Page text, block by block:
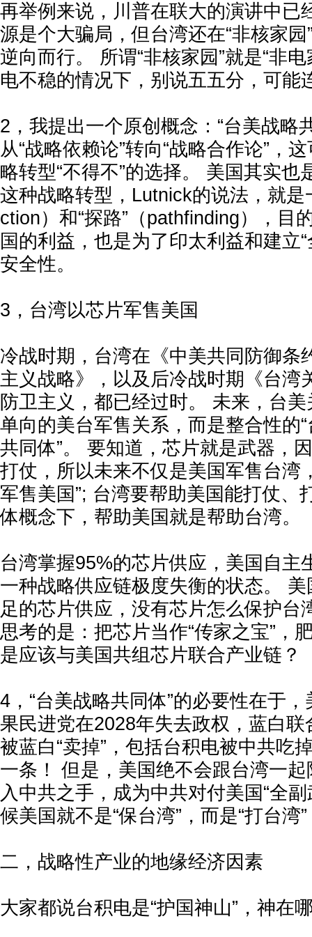
再举例来说，川普在联大的演讲中已
源是个大骗局，但台湾还在“非核家
逆向而行。 所谓“非核家园”就是“非
电不稳的情况下，别说五五分，可能
2，我提出一个原创概念：“台美战略
从“战略依赖论”转向“战略合作论”，
略转型“不得不”的选择。 美国其实也
这种战略转型，Lutnick的说法，就是
ction）和“探路”（pathfinding），目
国的利益，也是为了印太利益和建立
安全性。
3，台湾以芯片军售美国
冷战时期，台湾在《中美共同防御条
主义战略》，以及后冷战时期《台湾
防卫主义，都已经过时。 未来，台
单向的美台军售关系，而是整合性的
共同体”。 要知道，芯片就是武器，
打仗，所以未来不仅是美国军售台湾
军售美国”; 台湾要帮助美国能打仗、
体概念下，帮助美国就是帮助台湾。
台湾掌握95%的芯片供应，美国自主
一种战略供应链极度失衡的状态。
足的芯片供应，没有芯片怎么保护台
思考的是：把芯片当作“传家之宝”，
是应该与美国共组芯片联合产业链？
4，“台美战略共同体”的必要性在于
果民进党在2028年失去政权，蓝白
被蓝白“卖掉”，包括台积电被中共吃
一条！ 但是，美国绝不会跟台湾一
入中共之手，成为中共对付美国“全
候美国就不是“保台湾”，而是“打台湾”
二，战略性产业的地缘经济因素
大家都说台积电是“护国神山”，神在